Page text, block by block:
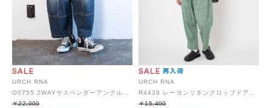
URCH RNA
￥22,000
URCH RNA
￥15,400